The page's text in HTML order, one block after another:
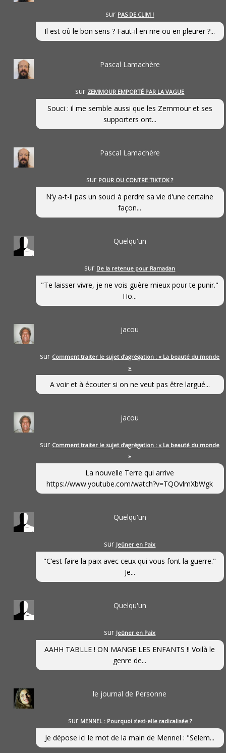
sur PAS DE CLIM !
Il est où le bon sens ? Faut-il en rire ou en pleurer ?...
Pascal Lamachère
sur ZEMMOUR EMPORTÉ PAR LA VAGUE
Souci : il me semble aussi que les Zemmour et ses
supporters ont...
Pascal Lamachère
sur POUR OU CONTRE TIKTOK ?
N’y a-t-il pas un souci à perdre sa vie d'une certaine
façon...
Quelqu'un
sur De la retenue pour Ramadan
"Te laisser vivre, je ne vois guère mieux pour te punir."
Ho...
jacou
sur Comment traiter le sujet d’agrégation : « La beauté du monde
»
A voir et à écouter si on ne veut pas être largué...
jacou
sur Comment traiter le sujet d’agrégation : « La beauté du monde
»
La nouvelle Terre qui arrive
https://www.youtube.com/watch?v=TQOvlmXbWgk
Quelqu'un
sur Jeûner en Paix
"C’est faire la paix avec ceux qui vous font la guerre."
Je...
Quelqu'un
sur Jeûner en Paix
AAHH TABLLE ! ON MANGE LES ENFANTS !! Voilà le
genre de...
le journal de Personne
sur MENNEL : Pourquoi s’est-elle radicalisée ?
Je dépose ici le mot de la main de Mennel : "Selem...